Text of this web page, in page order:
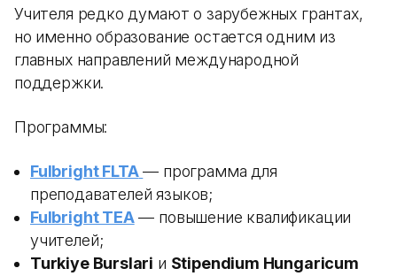
Учителя редко думают о зарубежных грантах,
но именно образование остается одним из
главных направлений международной
поддержки.
Программы:
Fulbright FLTA — программа для
преподавателей языков;
Fulbright TEA— повышение квалификации
учителей;
Turkiye Burslari и Stipendium Hungaricum